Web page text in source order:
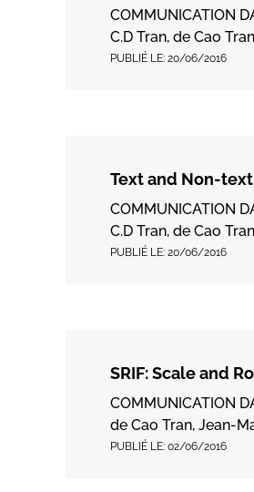
COMMUNICATION
C.D Tran, de Cao
PUBLIÉ LE: 20/06/2016
Text and Non-
COMMUNICATION
C.D Tran, de Cao
PUBLIÉ LE: 20/06/2016
SRIF: Scale and
COMMUNICATION
de Cao Tran, Jean-
PUBLIÉ LE: 02/06/2016